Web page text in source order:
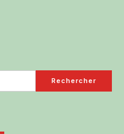
Rechercher